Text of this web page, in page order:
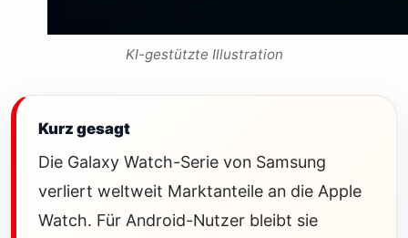
KI-gestützte Illustration
Kurz gesagt
Die Galaxy Watch-Serie von Samsung
verliert weltweit Marktanteile an die Apple
Watch. Für Android-Nutzer bleibt sie